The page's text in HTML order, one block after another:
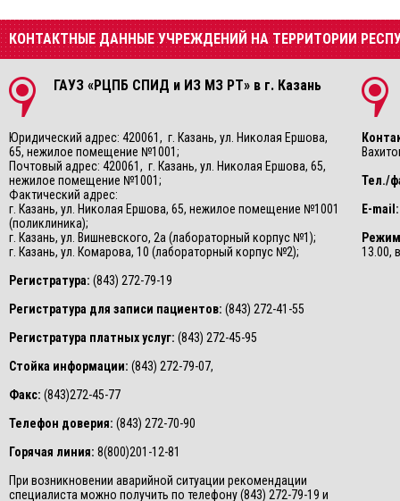
КОНТАКТНЫЕ ДАННЫЕ УЧРЕЖДЕНИЙ НА ТЕРРИТОРИИ
ГАУЗ «РЦПБ СПИД и ИЗ МЗ РТ» в г. Казань
Юридический адрес: 420061, г. Казань, ул. Николая Ершова,
65, нежилое помещение №1001;
Почтовый адрес: 420061, г. Казань, ул. Николая Ершова, 65,
нежилое помещение №1001;
Фактический адрес:
г. Казань, ул. Николая Ершова, 65, нежилое помещение №1001
(поликлиника);
г. Казань, ул. Вишневского, 2а (лабораторный корпус №1);
г. Казань, ул. Комарова, 10 (лабораторный корпус №2);
Регистратура: (843) 272-79-19
Регистратура для записи пациентов: (843) 272-41-55
Регистратура платных услуг: (843) 272-45-95
Стойка информации: (843) 272-79-07,
Факс: (843)272-45-77
Телефон доверия: (843) 272-70-90
Горячая линия: 8(800)201-12-81
При возникновении аварийной ситуации рекомендации
специалиста можно получить по телефону (843) 272-79-19 и
Тел./
E-mail:
13.00,